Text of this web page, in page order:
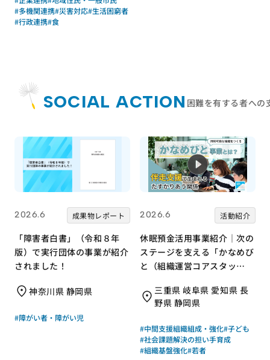
#多機関連携#災害対応#生活困窮者
#行政連携#食
SOCIAL ACTION 困難を有する者への
2026.6 成果物レポート
「障害者白書」（令和８年
版）で実行団体の事業が紹介
されました！
神奈川県 静岡県
#障がい者・障がい児
2026.6 活動紹介
休眠預金活用事業紹介｜次の
ステージを支える「かなめび
と（組織運営コアスタッ
化｜特定非営利活動法人ボラ
ンタリーネイバーズ
三重県 岐阜県 愛知県 長
野県 静岡県
#中間支援組織組成・強化#子ども
#社会課題解決の担い手育成
#組織基盤強化#若者